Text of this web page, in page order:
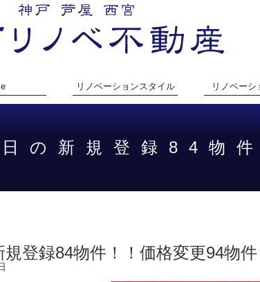
リノベーションスタイル リノベー
の新規登録84物
登録84物件！！価格変更94物件